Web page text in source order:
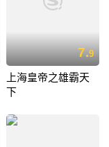
7.9
上海皇帝之雄霸天
下